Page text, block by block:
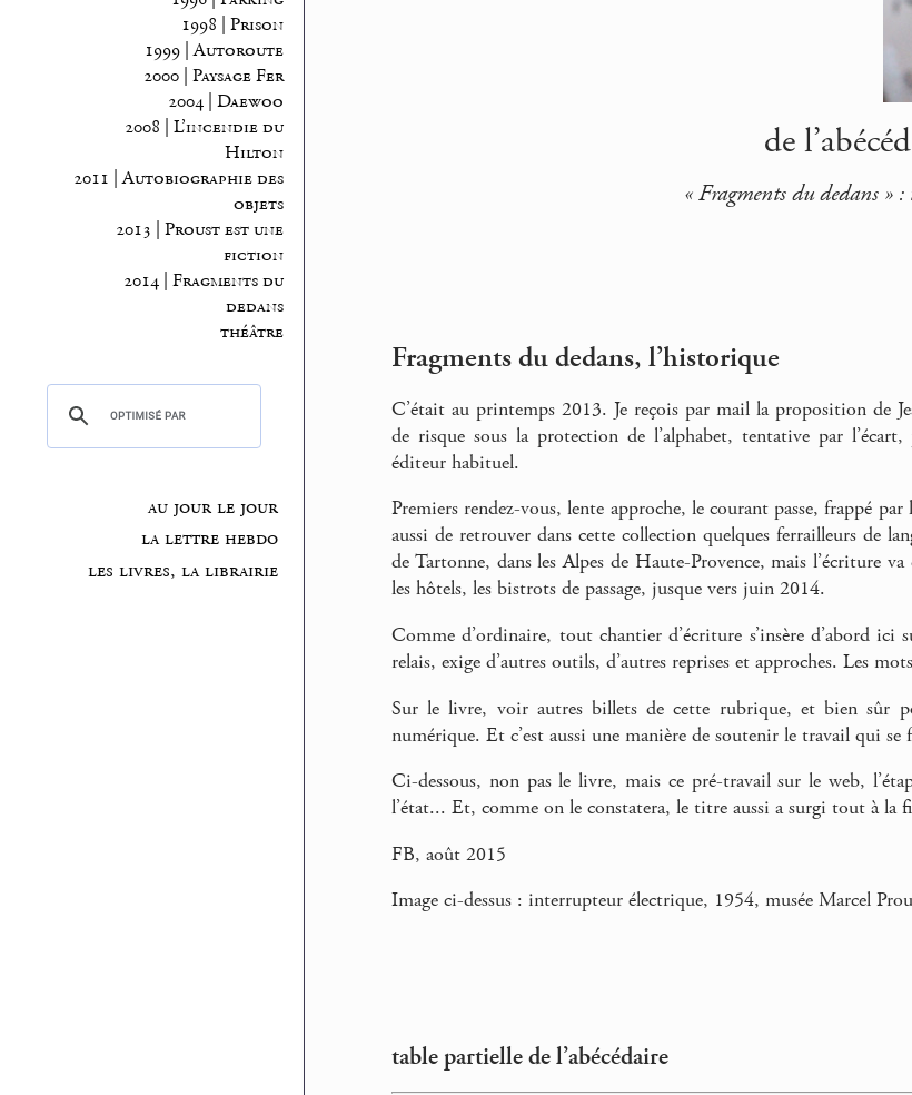
1998 | Prison
1999 | Autoroute
2000 | Paysage Fer
2004 | Daewoo
2008 | L’incendie du
Hilton
2011 | Autobiographie des
objets
2013 | Proust est une
fiction
2014 | Fragments du
dedans
théâtre
au jour le jour
la lettre hebdo
les livres, la librairie
de
« Fragments du dedans »
Fragments du dedans, l’historique
C’était au printemps 2013. Je reçois par mail la proposition de
de risque sous la protection de l’alphabet, tentative par
éditeur habituel.
Premiers rendez-vous, lente approche, le courant passe, frappé
aussi de retrouver dans cette collection quelques ferrailleurs de
de Tartonne, dans les Alpes de Haute-Provence, mais l’écriture
les hôtels, les bistrots de passage, jusque vers juin 2014.
Comme d’ordinaire, tout chantier d’écriture s’insère d’abord
relais, exige d’autres outils, d’autres reprises et approches. Les
Sur le livre, voir autres billets de cette rubrique, et bien sûr
numérique. Et c’est aussi une manière de soutenir le travail qui
Ci-dessous, non pas le livre, mais ce pré-travail sur le web,
l’état... Et, comme on le constatera, le titre aussi a surgi tout à la
FB, août 2015
Image ci-dessus : interrupteur électrique, 1954, musée Marcel
table partielle de l’abécédaire